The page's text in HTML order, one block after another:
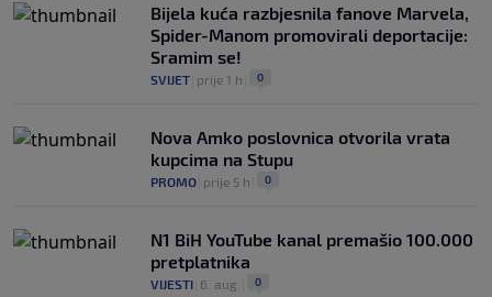
Bijela kuća razbjesnila fanove Marvela,
Spider-Manom promovirali deportacije:
Sramim se!
SVIJET prije 1 h 0
Nova Amko poslovnica otvorila vrata
kupcima na Stupu
PROMO prije 5 h 0
N1 BiH YouTube kanal premašio 100.000
pretplatnika
VIJESTI 6. aug. 0